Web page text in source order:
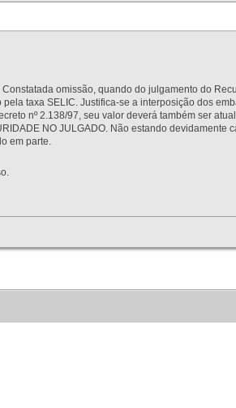
Constatada omissão, quando do julgamento do
taxa SELIC. Justifica-se a interposição dos
nº 2.138/97, seu valor deverá também ser
NO JULGADO. Não estando
em parte.